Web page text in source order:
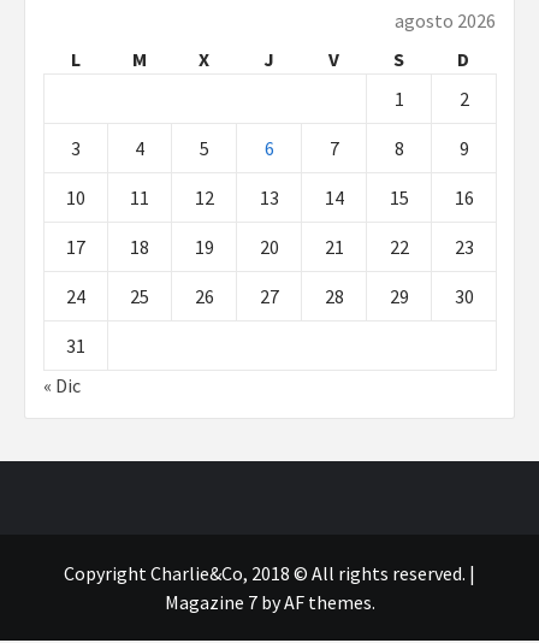
agosto 2026
L
M X J V S
D
1
2
3 4 5 6 7 8 9
10 11 12 13 14 15 16
17 18 19 20 21 22 23
24 25 26 27 28 29 30
31
« Dic
Copyright Charlie&Co, 2018 © All rights reserved. |
Magazine 7by AF themes.